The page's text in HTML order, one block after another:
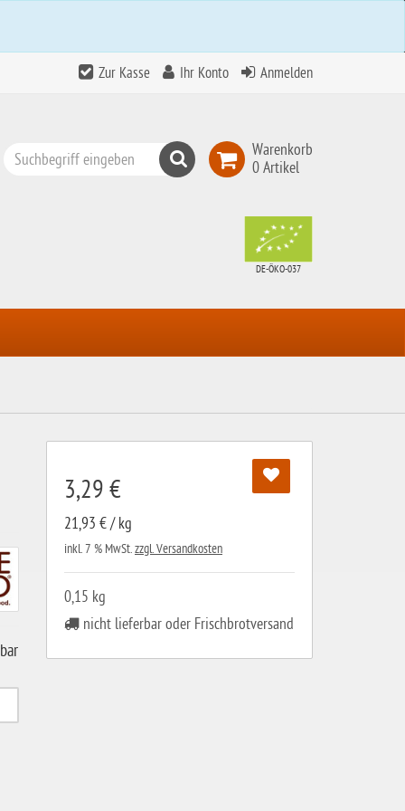
Zur Kasse Ihr Konto Anmelden
Warenkorb
0 Artikel
Suchen
DE-ÖKO-037
3,29 €
21,93 € / kg
inkl. 7 % MwSt.zzgl. Versandkosten
0,15 kg
nicht lieferbar oder Frischbrotversand